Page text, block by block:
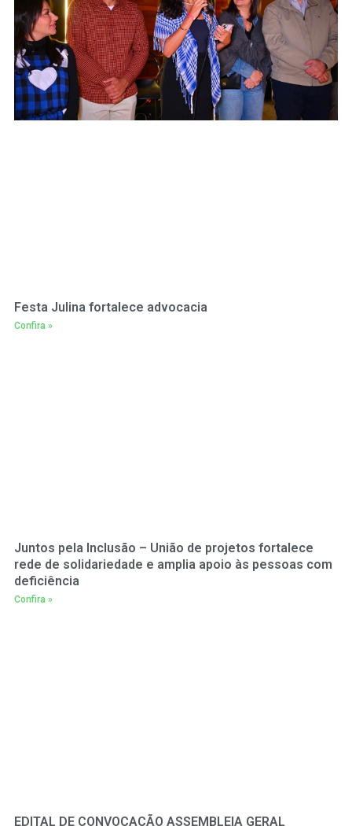
Festa Julina fortalece advocacia
Confira »
Juntos pela Inclusão – União de projetos fortalece
rede de solidariedade e amplia apoio às pessoas com
deficiência
Confira »
EDITAL DE CONVOCAÇÃO ASSEMBLEIA GERAL